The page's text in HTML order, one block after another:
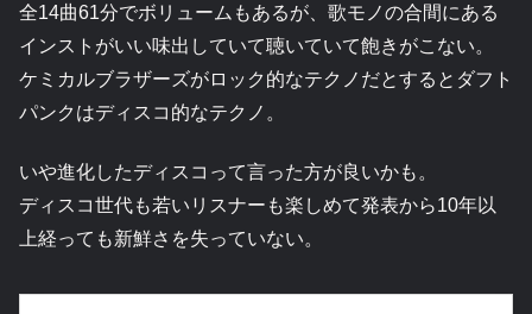
全14曲61分でボリュームもあるが、歌モノの合間にある
インストがいい味出していて聴いていて飽きがこない。
ケミカルブラザーズがロック的なテクノだとするとダフト
パンクはディスコ的なテクノ。
いや進化したディスコって言った方が良いかも。
ディスコ世代も若いリスナーも楽しめて発表から10年以
上経っても新鮮さを失っていない。